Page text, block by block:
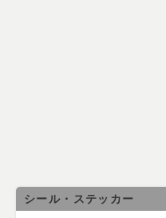
シール・ステッカー